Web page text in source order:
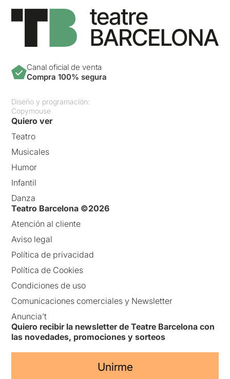
Canal oficial de venta
Compra 100% segura
Diseño y programación:
Copymouse
Quiero ver
Teatro
Musicales
Humor
Infantil
Danza
Teatro Barcelona ©2026
Atención al cliente
Aviso legal
Política de privacidad
Política de Cookies
Condiciones de uso
Comunicaciones comerciales y Newsletter
Anuncia’t
Quiero recibir la newsletter de Teatre Barcelona con
las novedades, promociones y sorteos
Unirme